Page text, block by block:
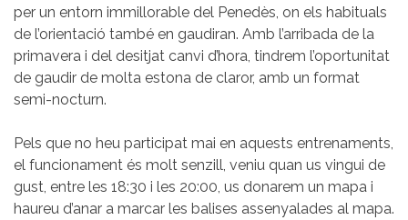
per un entorn immillorable del Penedès, on els habituals
de l’orientació també en gaudiran. Amb l’arribada de la
primavera i del desitjat canvi d’hora, tindrem l’oportunitat
de gaudir de molta estona de claror, amb un format
semi-nocturn.
Pels que no heu participat mai en aquests entrenaments,
el funcionament és molt senzill, veniu quan us vingui de
gust, entre les 18:30 i les 20:00, us donarem un mapa i
haureu d’anar a marcar les balises assenyalades al mapa.